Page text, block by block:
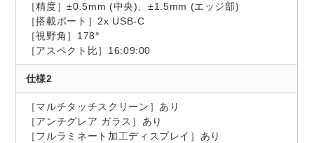
［精度］±0.5mm (中央)、±1.5mm (エッジ部)
［搭載ポート］2x USB-C
［視野角］178°
［アスペクト比］16:09:00
仕様2
［マルチタッチスクリーン］あり
［アンチグレア ガラス］あり
［フルラミネート加工ディスプレイ］あり